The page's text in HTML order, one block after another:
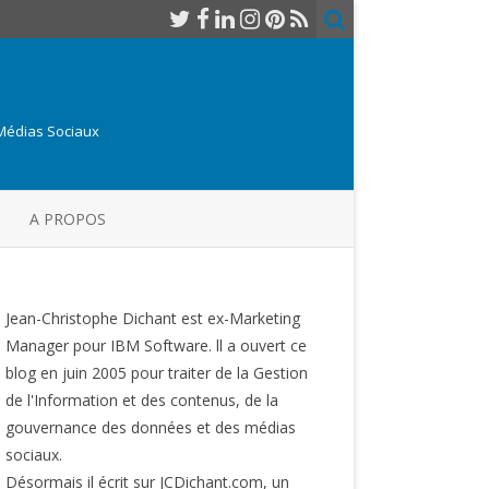
Sociaux
A PROPOS
Jean-Christophe Dichant est ex-Marketing
Manager pour IBM Software. ll a ouvert ce
blog en juin 2005 pour traiter de la Gestion
de l'Information et des contenus, de la
gouvernance des données et des médias
sociaux.
Désormais il écrit sur JCDichant.com, un